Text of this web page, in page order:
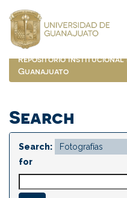
navigation
Repositorio Institucional
Guanajuato
Search
Search:
for